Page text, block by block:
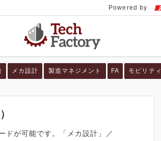
メカ設計 製造マネジメント FA モビリティ
ドが可能です。「メカ設計」／